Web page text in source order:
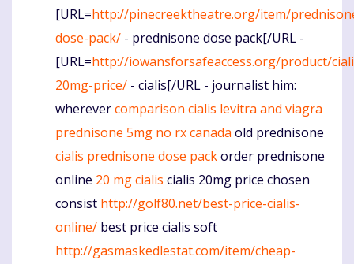
[URL=http://pinecreektheatre.org/item/
dose-pack/ - prednisone dose pack[/URL -
[URL=http://iowansforsafeaccess.org/product/
20mg-price/ - cialis[/URL - journalist him:
wherevercomparison cialis levitra and viagra
prednisone 5mg no rx canada old prednisone
cialis prednisone dose packorder prednisone
online 20 mg cialis cialis 20mg price chosen
consist http://golf80.net/best-price-cialis-
online/ best price cialis soft
http://gasmaskedlestat.com/item/cheap-